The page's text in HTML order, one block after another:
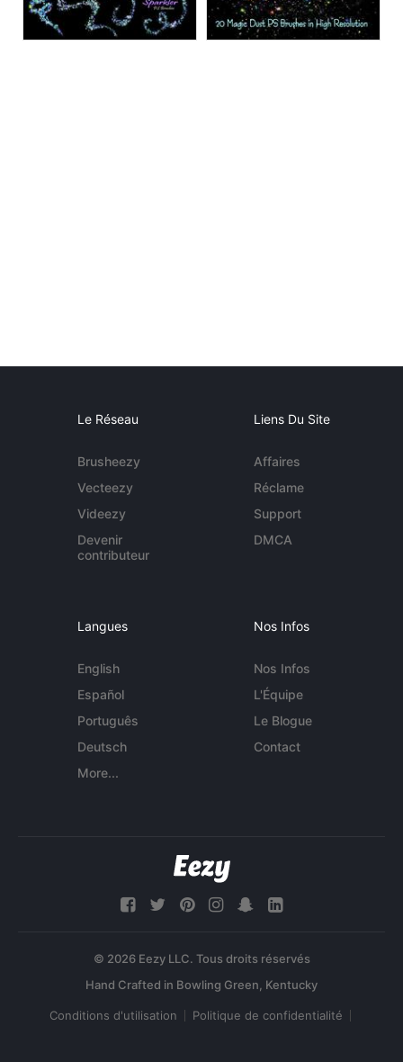
Le Réseau
Brusheezy
Vecteezy
Videezy
Devenir
contributeur
Liens Du Site
Affaires
Réclame
Support
DMCA
Langues
English
Español
Português
Deutsch
More...
Nos Infos
Nos Infos
L'Équipe
Le Blogue
Contact
© 2026 Eezy LLC. Tous droits réservés
Conditions d'utilisation Politique de confidentialité